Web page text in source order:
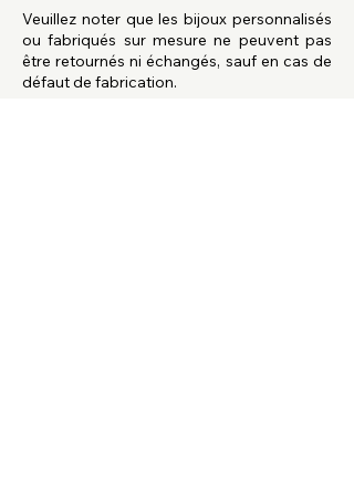
Veuillez noter que les bijoux personnalisés
ou fabriqués sur mesure ne peuvent pas
être retournés ni échangés, sauf en cas de
défaut de fabrication.